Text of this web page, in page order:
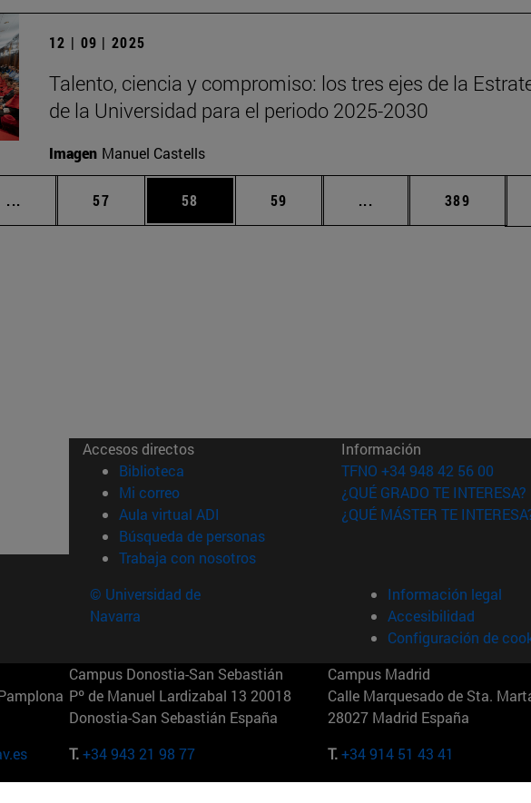
12 | 09 | 2025
Talento, ciencia y compromiso: los tres ejes de la
de la Universidad para el periodo 2025-2030
Imagen Manuel Castells
... Páginas intermedias Use TAB para desplazarse.
Página
57 Página
58 Página
59 ... Páginas intermedias
Página
389
Accesos directos
Biblioteca (abre en nueva ventana)
Mi correo(abre en nueva ventana)
Aula virtual ADI (abre en nueva ventana)
Búsqueda de personas(abre en nueva ventana)
Trabaja con nosotros(abre en nueva ventana)
Información
TFNO +34 948 42 56 00
¿QUÉ GRADO TE INTERESA?
¿QUÉ MÁSTER TE
© Universidad de
Navarra
Información legal
Accesibilidad
Configuración de
Campus Donostia-San Sebastián
Pº de Manuel Lardizabal 13 20018
Donostia-San Sebastián España
T.+34 943 21 98 77
Campus Madrid
Calle Marquesado de Sta.
28027 Madrid España
T.+34 914 51 43 41